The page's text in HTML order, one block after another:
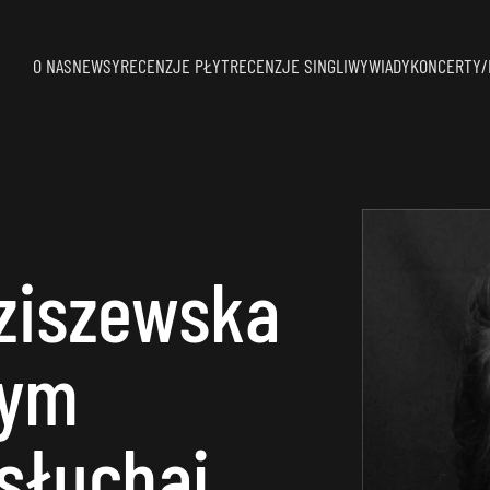
O NASNEWSYRECENZJE PŁYTRECENZJE SINGLIWYWIADY